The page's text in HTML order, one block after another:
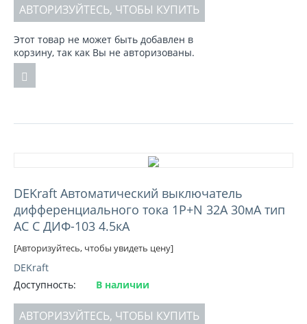
АВТОРИЗУЙТЕСЬ, ЧТОБЫ КУПИТЬ
Этот товар не может быть добавлен в
корзину, так как Вы не авторизованы.
DEKraft Автоматический выключатель
дифференциального тока 1Р+N 32А 30мА тип
AC C ДИФ-103 4.5кА
[Авторизуйтесь, чтобы увидеть цену]
DEKraft
Доступность:
В наличии
АВТОРИЗУЙТЕСЬ, ЧТОБЫ КУПИТЬ